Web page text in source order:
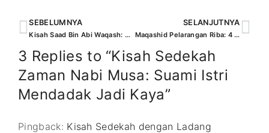
SEBELUMNYA
Kisah Saad Bin Abi Waqash: Cinta Ibunda Tapi Tauhid Tetap Nomor Satu
SELANJUTNYA
Maqashid Pelarangan Riba: 4 Tujuan Mengapa Riba Dilarang dalam Islam
3 Replies to “Kisah Sedekah
Zaman Nabi Musa: Suami Istri
Mendadak Jadi Kaya”
Pingback: Kisah Sedekah dengan Ladang